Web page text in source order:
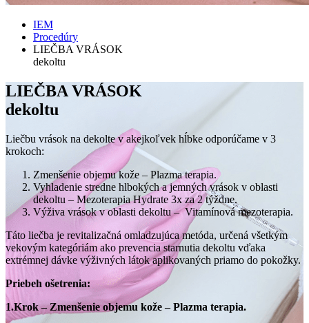
IEM
Procedúry
LIEČBA VRÁSOK
dekoltu
LIEČBA VRÁSOK
dekoltu
Liečbu vrások na dekolte v akejkoľvek hĺbke odporúčame v 3
krokoch:
Zmenšenie objemu kože – Plazma terapia.
Vyhladenie stredne hlbokých a jemných vrások v oblasti
dekoltu – Mezoterapia Hydrate 3x za 2 týždne.
Výživa vrások v oblasti dekoltu – Vitamínová mezoterapia.
Táto liečba je revitalizačná omladzujúca metóda, určená všetkým
vekovým kategóriám ako prevencia starnutia dekoltu vďaka
extrémnej dávke výživných látok aplikovaných priamo do pokožky.
Priebeh ošetrenia:
1.Krok – Zmenšenie objemu kože – Plazma terapia.